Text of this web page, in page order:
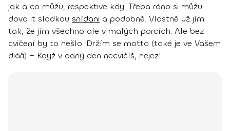
jak a co můžu, respektive kdy. Třeba ráno si můžu
dovolit sladkou snídani a podobně. Vlastně už jím
tak, že jím všechno ale v malých porcích. Ale bez
cvičení by to nešlo. Držím se motta (také je ve Vašem
diáři) – Když v daný den necvičíš, nejez!